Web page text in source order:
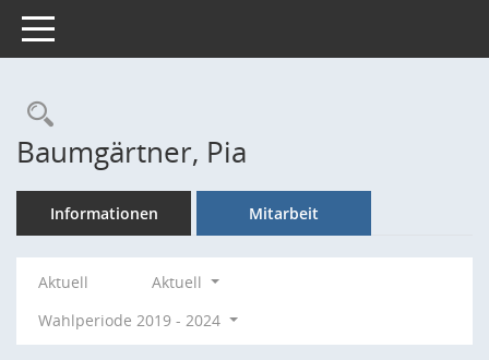
Toggle navigation
Rechercheauswahl
Baumgärtner, Pia
Informationen Mitarbeit
Aktuell
Aktuell
Wahlperiode 2019 - 2024